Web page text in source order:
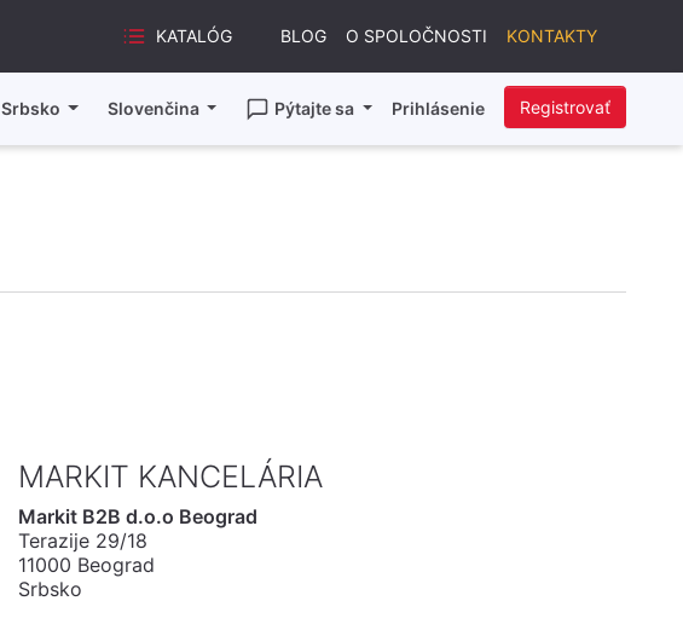
KATALÓG BLOG O SPOLOČNOSTI KONTAKTY
Srbsko Slovenčina Pýtajte sa Prihlásenie Registrovať
MARKIT KANCELÁRIA
Markit B2B d.o.o Beograd
Terazije 29/18
11000 Beograd
Srbsko